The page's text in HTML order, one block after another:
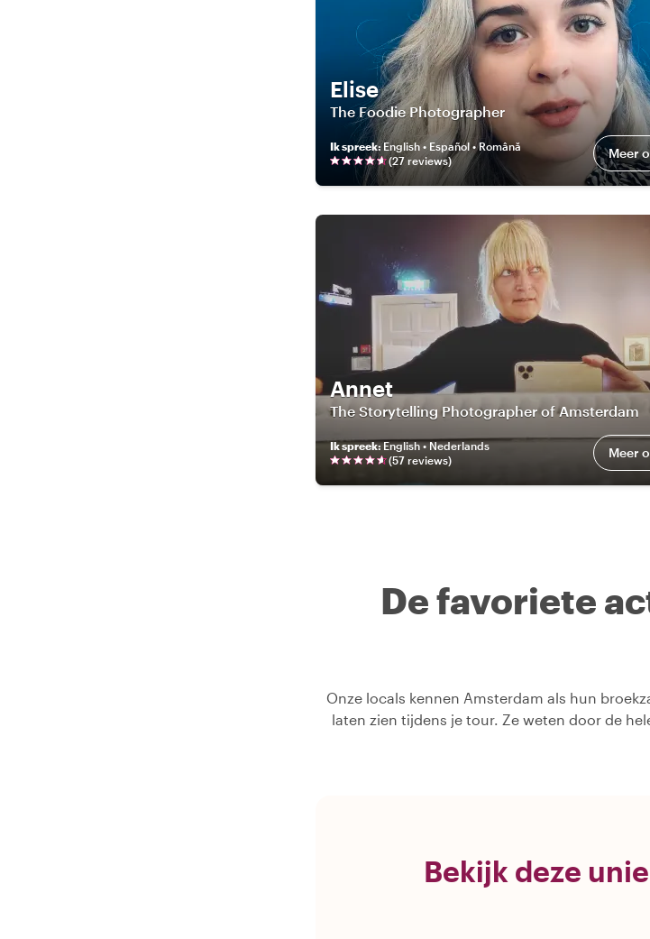
Elise
The Foodie Photographer
Ik spreek:English • Español • Română
(27 reviews) Meer
Annet
The Storytelling Photographer of Amsterdam
Ik spreek:English • Nederlands
(57 reviews) Meer
De favoriete
Onze locals kennen Amsterdam als hun
laten zien tijdens je tour. Ze weten door de
Bekijk deze